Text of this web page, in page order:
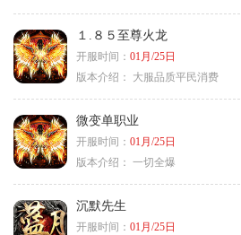
１.８５至尊火龙
开服时间： 01月/25日
版本介绍：
大服品质平民消费
微变单职业
开服时间： 01月/25日
版本介绍： 一切全爆
沉默先生
开服时间： 01月/25日